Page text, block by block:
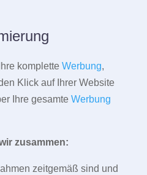
komplette Werbung,
Klick auf Ihrer Website
Ihre gesamte Werbung
zusammen:
zeitgemäß sind und